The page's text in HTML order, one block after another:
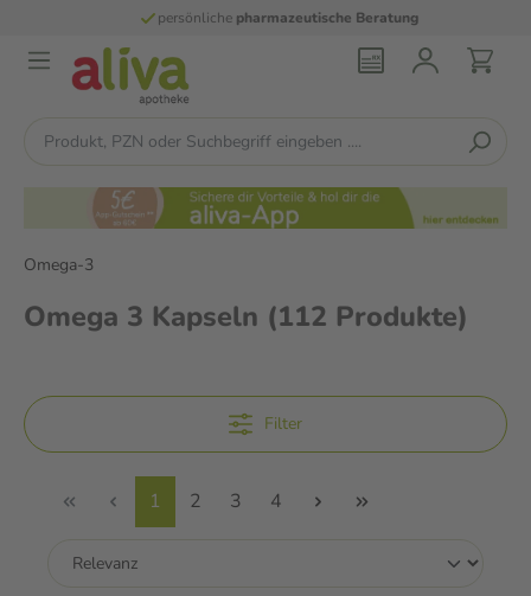
persönlichepharmazeutische Beratung
Omega-3
Omega 3 Kapseln (112 Produkte)
Filter
1 2 3 4